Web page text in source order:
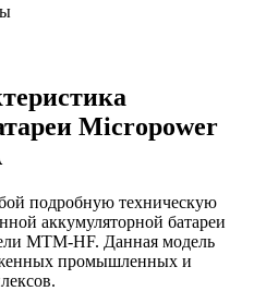
Micropower
подробную техническую
аккумуляторной батареи
MTM-HF. Данная модель
промышленных и